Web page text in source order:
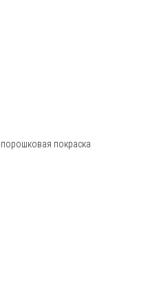
покраска